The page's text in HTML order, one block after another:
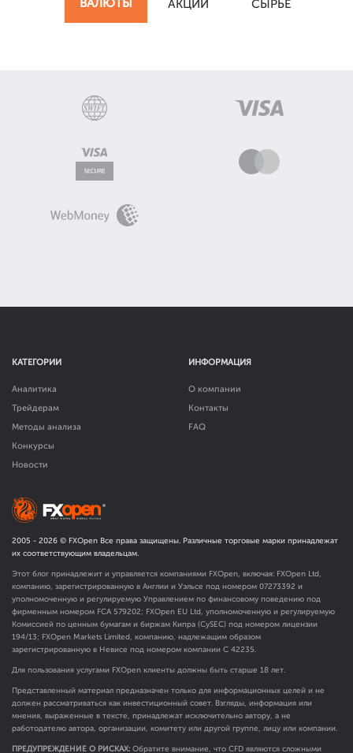
ВАЛЮТЫ АКЦИИ СЫРЬЁ
КАТЕГОРИИ
Аналитика
Трейдерам
Методы анализа
Конкурсы
Новости
ИНФОРМАЦИЯ
О компании
Контакты
FAQ
2005 - 2026 © FXOpen Все права защищены. Различные торговые марки принадлежат
их соответствующим владельцам.
Этот блог принадлежит и управляется компаниями FXOpen, включая: FXOpen Ltd,
компанию, зарегистрированную в Англии и Уэльсе под номером 07273392 и
уполномоченную и регулируемую Управлением по финансовому поведению под
фирменным номером FCA 579202; FXOpen EU Ltd, уполномоченную и регулируемую
Комиссией по ценным бумагам и биржам Кипра (CySEC) под номером лицензии
194/13; FXOpen Markets Limited, компанию, надлежащим образом
зарегистрированную в Невисе под номером компании C 42235.
Для пользования услугами FXOpen клиенты должны быть старше 18 лет.
Представленный материал предназначен только для информационных целей и не
должен рассматриваться как инвестиционный совет. Взгляды, информация или
мнения, выраженные в тексте, принадлежат исключительно автору, а не
работодателю автора, организации, комитету или другой группе, лицу или компании.
ПРЕДУПРЕЖДЕНИЕ О РИСКАХ: Обратите внимание, что CFD являются сложными